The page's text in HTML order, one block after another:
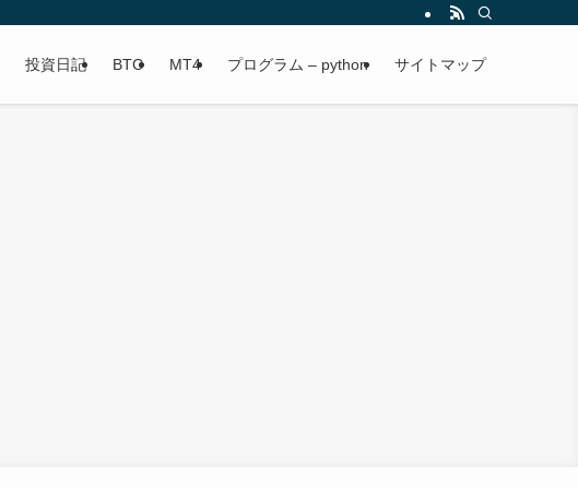
投資日記 BTC MT4 プログラム – python サイトマップ